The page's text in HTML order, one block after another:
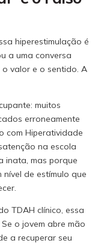
hiperestimulação é
a uma conversa
o valor e o sentido. A
muitos
erroneamente
com Hiperatividade
na escola
inata, mas porque
de estímulo que
TDAH clínico, essa
o jovem abre mão
a recuperar seu